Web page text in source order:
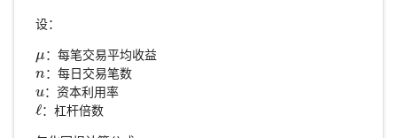
设：
μ
μ ：每笔交易平均收益
n
n ：每日交易笔数
u
u ：资本利用率
ℓ
ℓ：杠杆倍数